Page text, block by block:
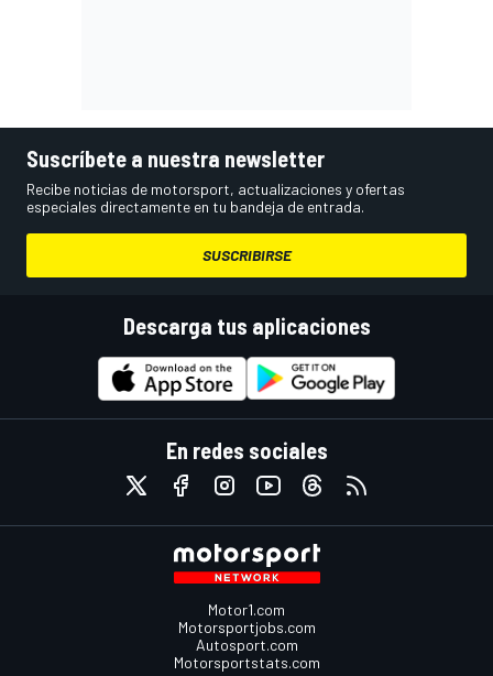
Suscríbete a nuestra newsletter
Recibe noticias de motorsport, actualizaciones y ofertas
especiales directamente en tu bandeja de entrada.
SUSCRIBIRSE
Descarga tus aplicaciones
En redes sociales
Motor1.com
Motorsportjobs.com
Autosport.com
Motorsportstats.com